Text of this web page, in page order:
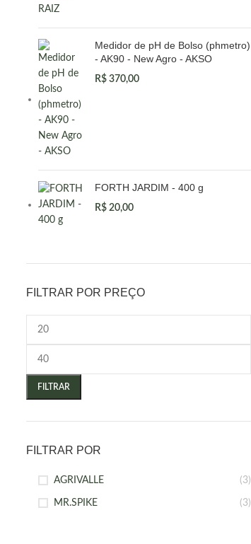
Medidor de pH de Bolso (phmetro)
- AK90 - New Agro - AKSO
R$ 370,00
FORTH JARDIM - 400 g
R$ 20,00
FILTRAR POR PREÇO
FILTRAR
FILTRAR POR
AGRIVALLE (3)
MR.SPIKE (3)